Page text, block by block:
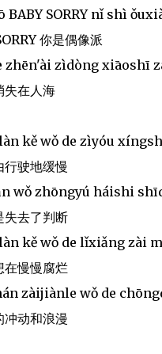
BABY SORRY nǐ shì
你是偶像派
zhēn'ài zìdòng xiāoshī
失在人海
kě wǒ de zìyóu
行驶地缓慢
wǒ zhōngyú háishi
失去了判断
kě wǒ de lǐxiǎng zài
在慢慢腐烂
zàijiànle wǒ de
冲动和浪漫